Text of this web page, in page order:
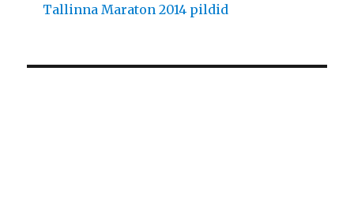
Tallinna Maraton 2014 pildid